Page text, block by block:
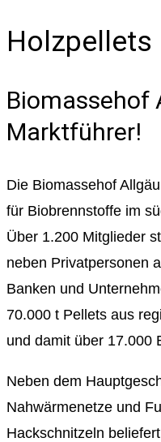
Holzpellets
Biomassehof
Marktführer!
Die Biomassehof
für Biobrennstoffe im
Über 1.200 Mitglieder
neben Privatpersonen
Banken und
70.000 t Pellets aus
und damit über 17.000
Neben dem
Nahwärmenetze und
Hackschnitzeln